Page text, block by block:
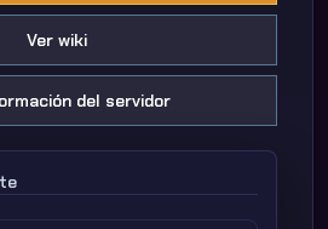
Ver wiki
del servidor